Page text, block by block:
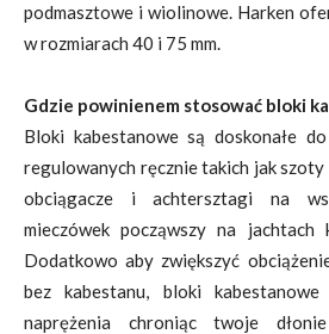
podmasztowe i wiolinowe. Harken
w rozmiarach 40 i 75 mm.
Gdzie powinienem stosować bloki
Bloki kabestanowe są doskonałe
regulowanych ręcznie takich jak
obciągacze i achtersztagi na
mieczówek począwszy na jachtach
Dodatkowo aby zwiększyć
bez kabestanu, bloki kabestanowe
naprężenia chroniąc twoje